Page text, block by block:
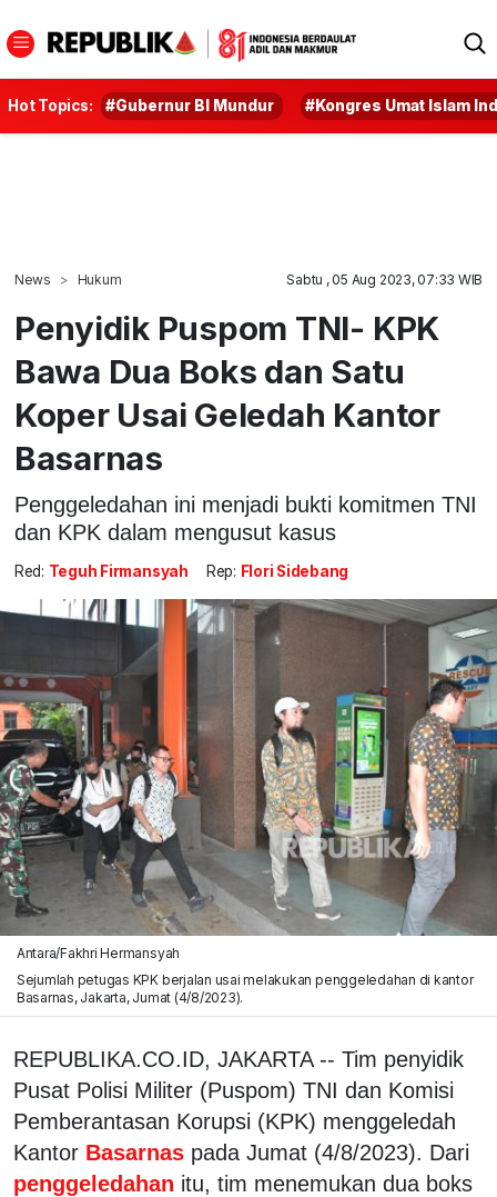
Hot Topics: #Gubernur BI Mundur #Kongres Umat Islam
News Hukum Sabtu , 05 Aug 2023, 07:33 WIB
Penyidik Puspom TNI- KPK
Bawa Dua Boks dan Satu
Koper Usai Geledah Kantor
Basarnas
Penggeledahan ini menjadi bukti komitmen TNI
dan KPK dalam mengusut kasus
Red: Teguh Firmansyah Rep: Flori Sidebang
Antara/Fakhri Hermansyah
Sejumlah petugas KPK berjalan usai melakukan penggeledahan di kantor
Basarnas, Jakarta, Jumat (4/8/2023).
REPUBLIKA.CO.ID, JAKARTA -- Tim penyidik
Pusat Polisi Militer (Puspom) TNI dan Komisi
Pemberantasan Korupsi (KPK) menggeledah
Kantor Basarnas pada Jumat (4/8/2023). Dari
penggeledahan itu, tim menemukan dua boks